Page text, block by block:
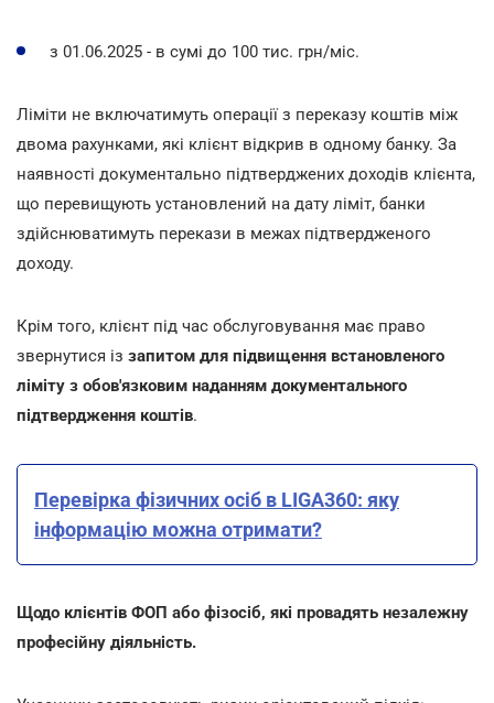
з 01.06.2025 - в сумі до 100 тис. грн/міс.
Ліміти не включатимуть операції з переказу коштів між
двома рахунками, які клієнт відкрив в одному банку. За
наявності документально підтверджених доходів клієнта,
що перевищують установлений на дату ліміт, банки
здійснюватимуть перекази в межах підтвердженого
доходу.
Крім того, клієнт під час обслуговування має право
звернутися із запитом для підвищення встановленого
ліміту з обов'язковим наданням документального
підтвердження коштів.
Перевірка фізичних осіб в LIGA360: яку
інформацію можна отримати?
Щодо клієнтів ФОП або фізосіб, які провадять незалежну
професійну діяльність.